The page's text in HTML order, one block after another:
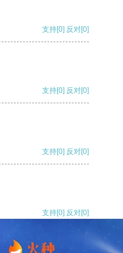
支持[0] 反对[0]
支持[0] 反对[0]
支持[0] 反对[0]
支持[0] 反对[0]